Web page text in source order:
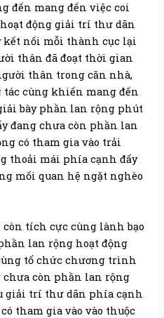
đến mang đến việc coi
động giải trí thư dãn
kết nối mỗi thành cục lại
thân đã đoạt thời gian
thân trong căn nhà,
cùng khiến mang đến
bày phần lan rộng phút
đang chưa còn phần lan
có tham gia vào trải
thoải mái phía cạnh đấy
mối quan hệ ngặt nghèo
tích cực cùng lành bạo
lan rộng hoạt động
tổ chức chương trình
chưa còn phần lan rộng
giải trí thư dãn phía cạnh
tham gia vào vào thuộc